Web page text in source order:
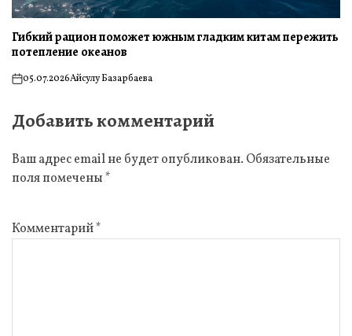
Гибкий рацион поможет южным гладким китам пережить
потепление океанов
on05.07.2026Айсулу Базарбаева
Добавить комментарий
Ваш адрес email не будет опубликован. Обязательные
поля помечены*
Комментарий*